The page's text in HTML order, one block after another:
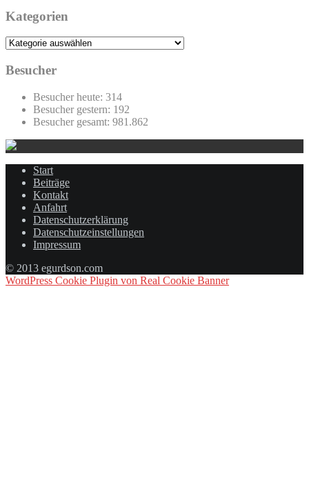
Kategorien
Kategorien
Besucher
Besucher heute: 314
Besucher gestern: 192
Besucher gesamt: 981.862
Start
Beiträge
Kontakt
Anfahrt
Datenschutzerklärung
Datenschutzeinstellungen
Impressum
© 2013 egurdson.com
WordPress Cookie Plugin von Real Cookie Banner